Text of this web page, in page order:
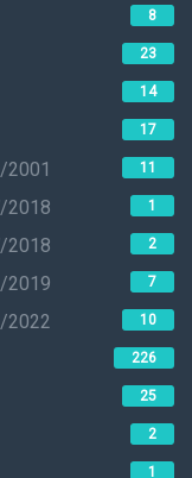
8
23
14
17
2001 11
2018 1
2018 2
2019 7
2022 10
226
25
2
1